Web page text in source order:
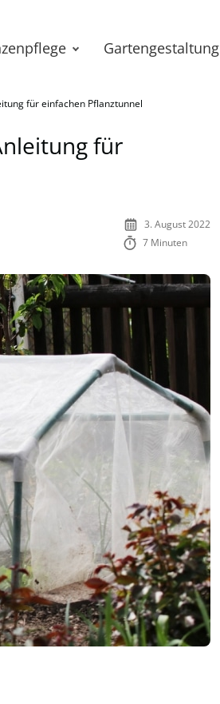
Gartengestaltung
für einfachen Pflanztunnel
für
3. August 2022
7 Minuten